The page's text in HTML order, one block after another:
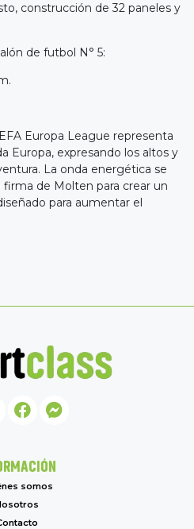
construcción de 32 paneles y
de futbol N° 5:
Europa League representa
Europa, expresando los altos y
La onda energética se
de Molten para crear un
para aumentar el
somos